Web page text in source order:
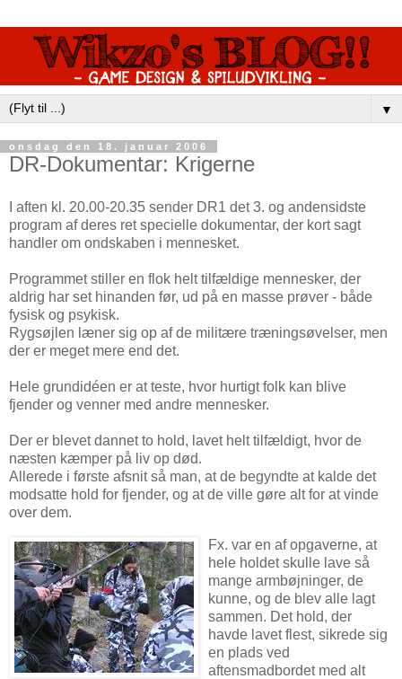
▼
onsdag den 18. januar 2006
DR-Dokumentar: Krigerne
I aften kl. 20.00-20.35 sender DR1 det 3. og andensidste
program af deres ret specielle dokumentar, der kort sagt
handler om ondskaben i mennesket.
Programmet stiller en flok helt tilfældige mennesker, der
aldrig har set hinanden før, ud på en masse prøver - både
fysisk og psykisk.
Rygsøjlen læner sig op af de militære træningsøvelser, men
der er meget mere end det.
Hele grundidéen er at teste, hvor hurtigt folk kan blive
fjender og venner med andre mennesker.
Der er blevet dannet to hold, lavet helt tilfældigt, hvor de
næsten kæmper på liv op død.
Allerede i første afsnit så man, at de begyndte at kalde det
modsatte hold for fjender, og at de ville gøre alt for at vinde
over dem.
Fx. var en af opgaverne, at
hele holdet skulle lave så
mange armbøjninger, de
kunne, og de blev alle lagt
sammen. Det hold, der
havde lavet flest, sikrede sig
en plads ved
aftensmadbordet med alt